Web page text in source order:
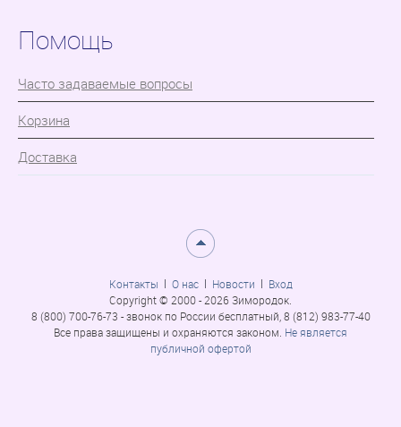
Помощь
Часто задаваемые вопросы
Корзина
Доставка
Контакты О нас Новости
Вход
Copyright © 2000 - 2026 Зимородок.
8 (800) 700-76-73 - звонок по России бесплатный, 8 (812) 983-77-40
Все права защищены и охраняются законом. Не является
публичной офертой